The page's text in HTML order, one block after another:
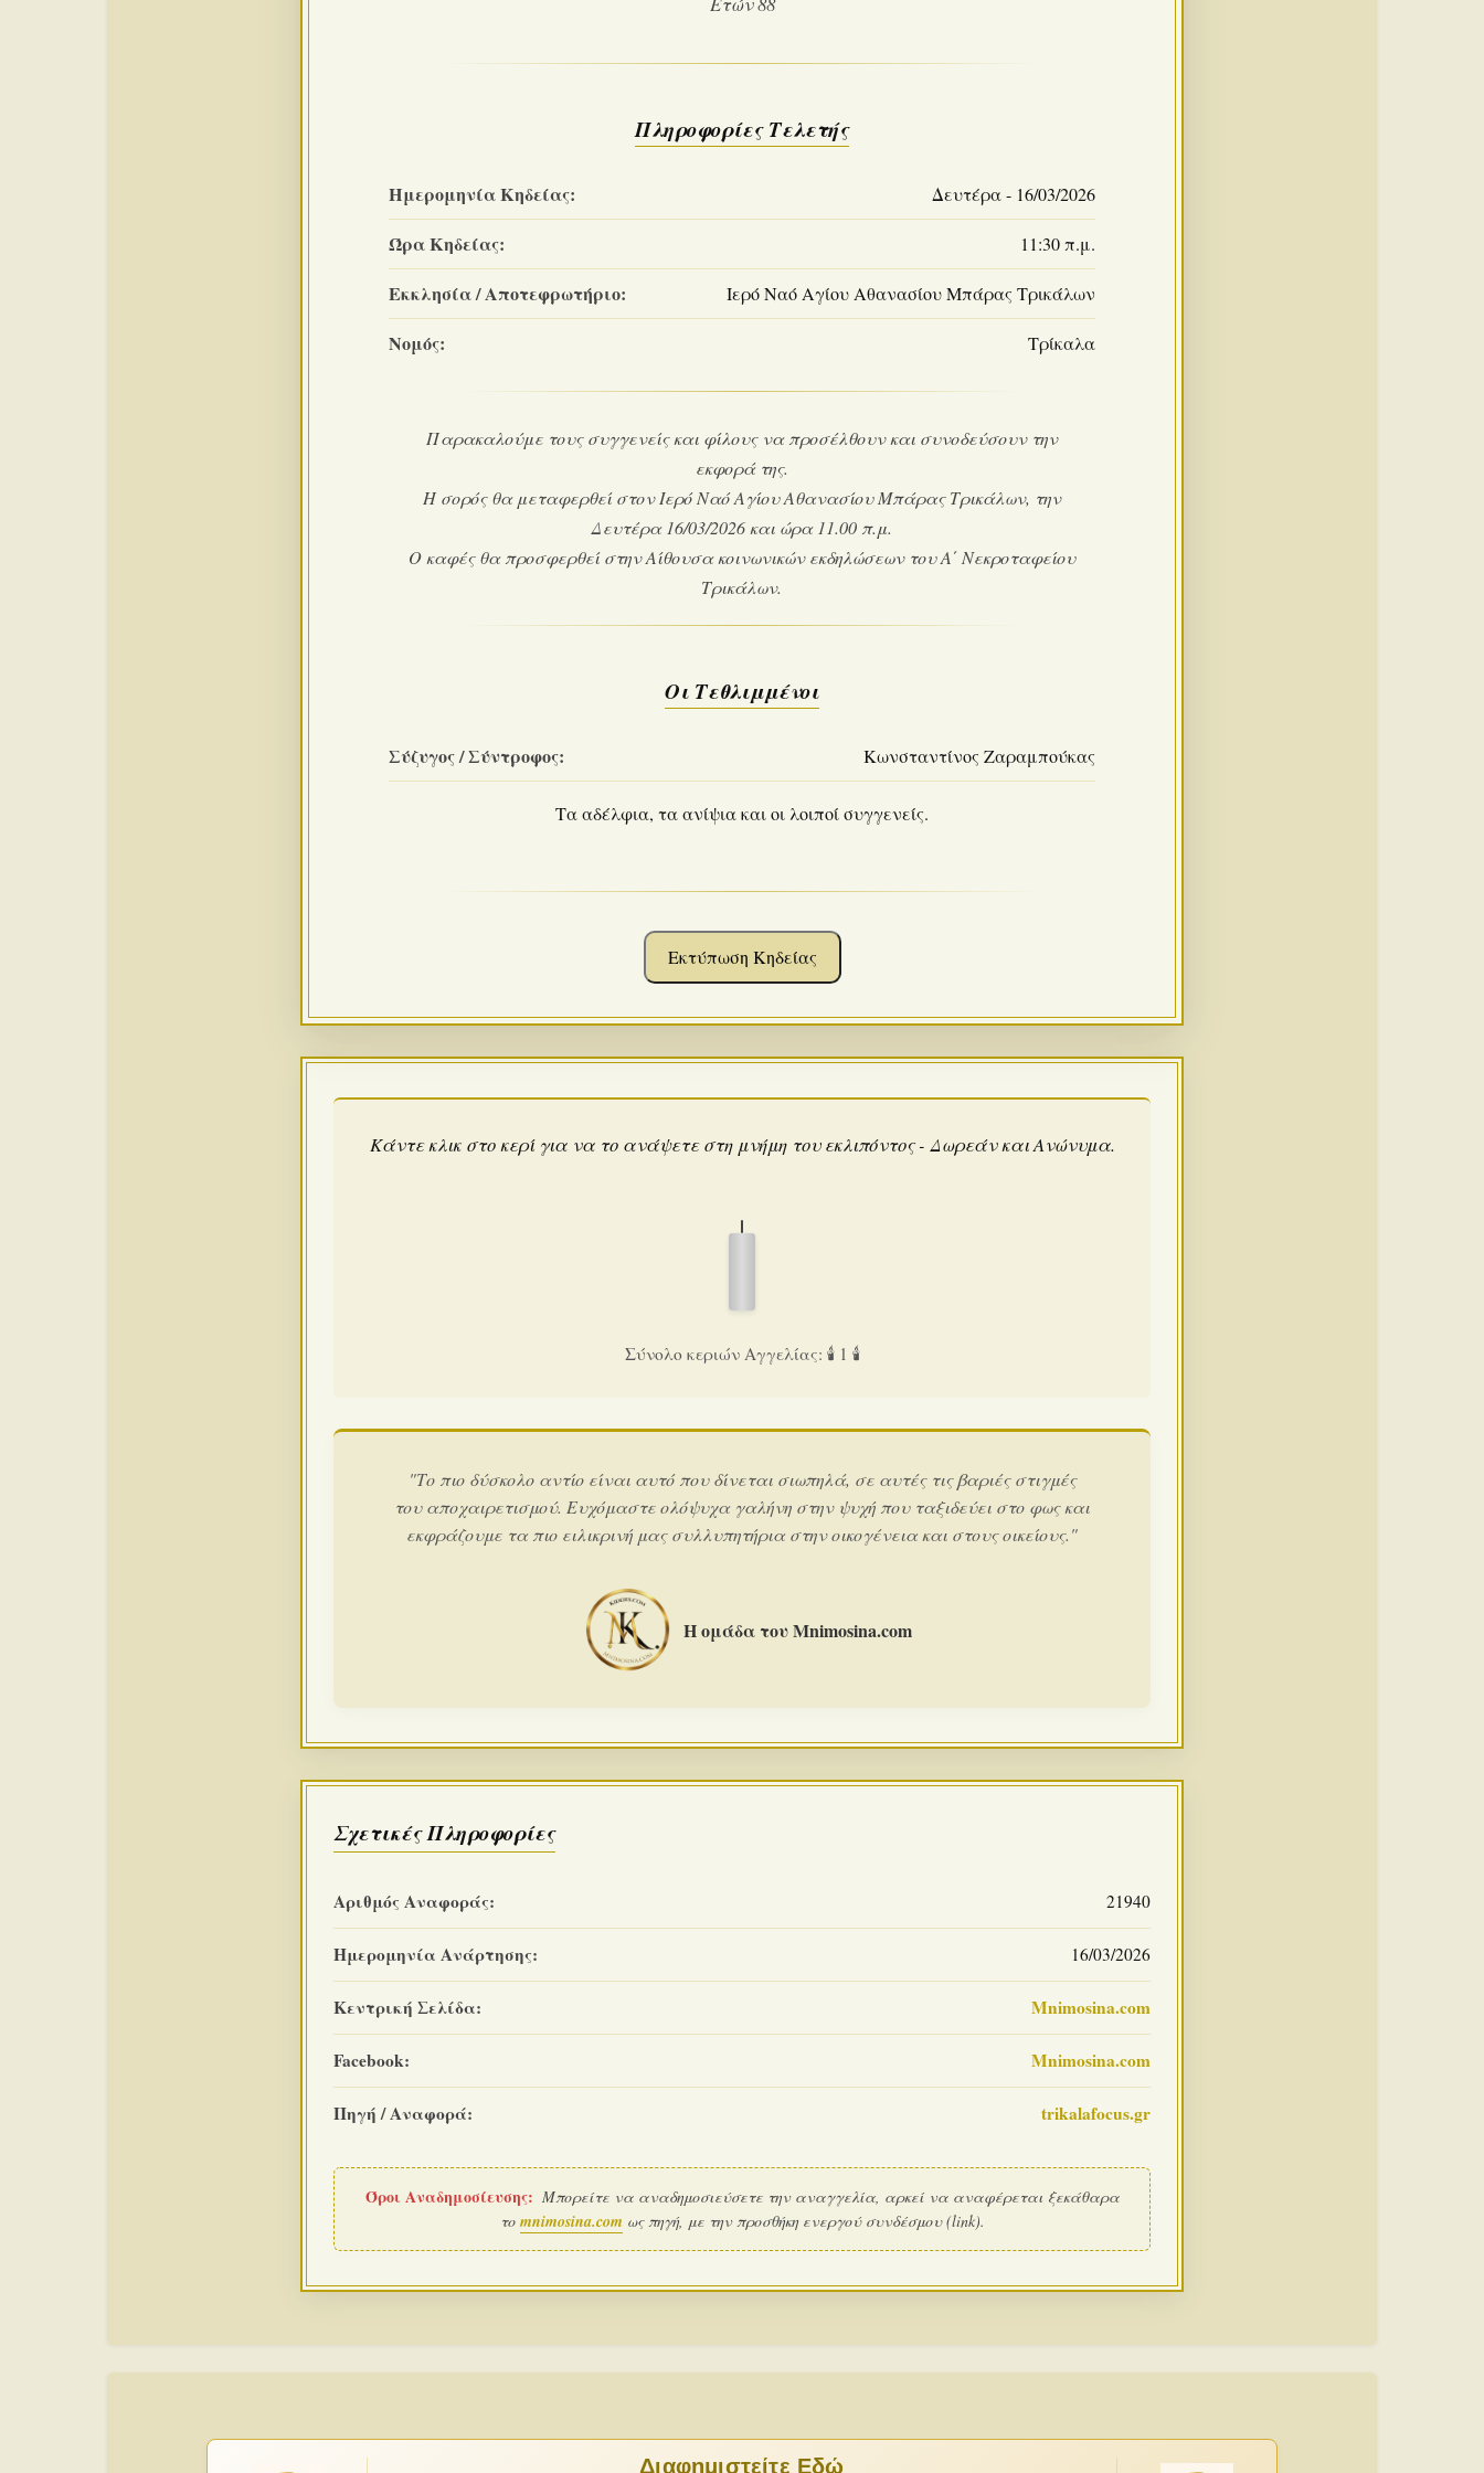
Πληροφορίες Τελετής
Ημερομηνία Κηδείας: Δευτέρα - 16/03/2026
Ώρα Κηδείας: 11:30 π.μ.
Εκκλησία / Αποτεφρωτήριο: Ιερό Ναό Αγίου Αθανασίου Μπάρας Τρικάλων
Νομός: Τρίκαλα
Παρακαλούμε τους συγγενείς και φίλους να προσέλθουν και συνοδεύσουν την
εκφορά της.
Η σορός θα μεταφερθεί στον Ιερό Ναό Αγίου Αθανασίου Μπάρας Τρικάλων, την
Δευτέρα 16/03/2026 και ώρα 11.00 π.μ.
Ο καφές θα προσφερθεί στην Αίθουσα κοινωνικών εκδηλώσεων του Α΄ Νεκροταφείου
Τρικάλων.
Οι Τεθλιμμένοι
Σύζυγος / Σύντροφος: Κωνσταντίνος Ζαραμπούκας
Τα αδέλφια, τα ανίψια και οι λοιποί συγγενείς.
Εκτύπωση Κηδείας
Κάντε κλικ στο κερί για να το ανάψετε στη μνήμη του εκλιπόντος - Δωρεάν και Ανώνυμα.
Σύνολο κεριών Αγγελίας: 🕯️ 1 🕯️
"Το πιο δύσκολο αντίο είναι αυτό που δίνεται σιωπηλά, σε αυτές τις βαριές στιγμές
του αποχαιρετισμού. Ευχόμαστε ολόψυχα γαλήνη στην ψυχή που ταξιδεύει στο φως και
εκφράζουμε τα πιο ειλικρινή μας συλλυπητήρια στην οικογένεια και στους οικείους."
Η ομάδα του Mnimosina.com
Σχετικές Πληροφορίες
Αριθμός Αναφοράς: 21940
Ημερομηνία Ανάρτησης: 16/03/2026
Κεντρική Σελίδα: Mnimosina.com
Facebook: Mnimosina.com
Πηγή / Αναφορά: trikalafocus.gr
Όροι Αναδημοσίευσης: Μπορείτε να αναδημοσιεύσετε την αναγγελία, αρκεί να αναφέρεται ξεκάθαρα
το mnimosina.com ως πηγή, με την προσθήκη ενεργού συνδέσμου (link).
Διαφημιστείτε Εδώ